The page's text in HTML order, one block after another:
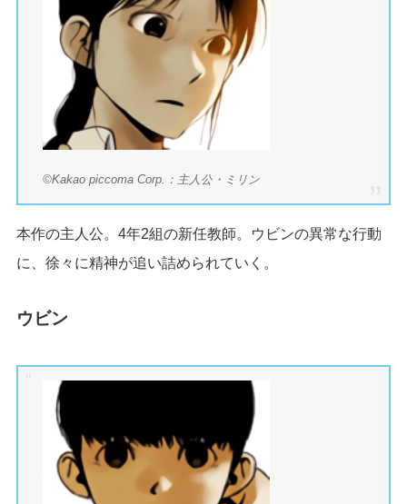
©Kakao piccoma Corp.：主人公・ ミリン
本作の主人公。4年2組の新任教師。ウビンの異常な行動
に、徐々に精神が追い詰められていく。
ウビン